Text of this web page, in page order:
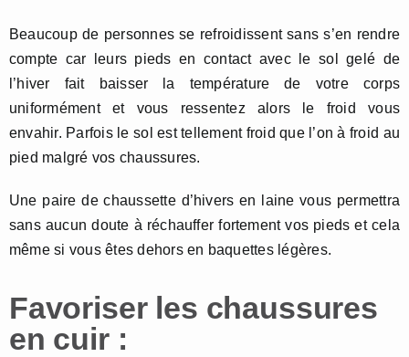
Beaucoup de personnes se refroidissent sans s’en rendre
compte car leurs pieds en contact avec le sol gelé de
l’hiver fait baisser la température de votre corps
uniformément et vous ressentez alors le froid vous
envahir. Parfois le sol est tellement froid que l’on à froid au
pied malgré vos chaussures.
Une paire de chaussette d’hivers en laine vous permettra
sans aucun doute à réchauffer fortement vos pieds et cela
même si vous êtes dehors en baquettes légères.
Favoriser les chaussures
en cuir :